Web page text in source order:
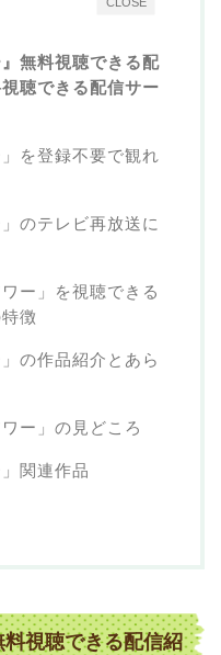
』無料視聴できる配
聴できる配信サー
を登録不要で観れ
のテレビ再放送に
ー」を視聴できる
徴
の作品紹介とあら
ー」の見どころ
関連作品
料視聴できる配信紹